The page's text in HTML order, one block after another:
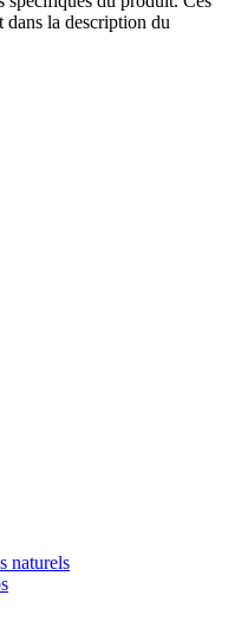
dans la description du
naturels